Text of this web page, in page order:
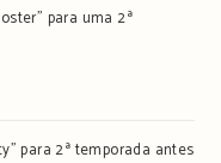
para uma 2ª
para 2ª temporada antes